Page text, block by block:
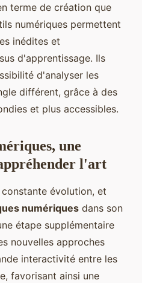
terme de création que
numériques permettent
inédites et
d'apprentissage. Ils
d'analyser les
différent, grâce à des
et plus accessibles.
une
l'art
évolution, et
numériques dans son
étape supplémentaire
nouvelles approches
interactivité entre les
favorisant ainsi une